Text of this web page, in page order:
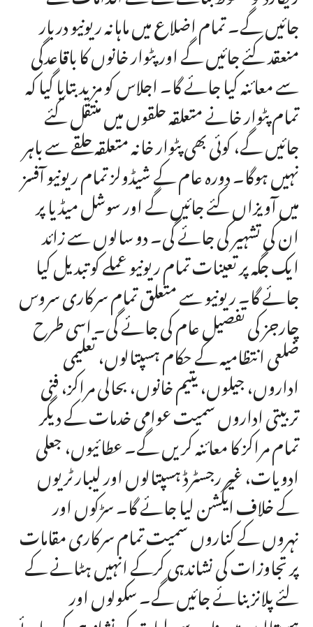
جائیں گے۔ تمام اضلاع میں ماہانہ ریونیو دربار
منعقد کئے جائیں گے اور پٹوار خانوں کا باقاعدگی
سے معائنہ کیا جائے گا۔ اجلاس کو مزید بتایا گیا کہ
تمام پٹوار خانے متعلقہ حلقوں میں منتقل کئے
جائیں گے، کوئی بھی پٹوار خانہ متعلقہ حلقے سے باہر
نہیں ہوگا۔ دورہ عام کے شیڈولز تمام ریونیو آفسز
میں آویزاں کئے جائیں گے اور سوشل میڈیا پر
ان کی تشہیر کی جائے گی۔ دو سالوں سے زائد
ایک جگہ پر تعینات تمام ریونیو عملے کو تبدیل کیا
جائے گا۔ ریونیو سے متعلق تمام سرکاری سروس
چارجز کی تفصیل عام کی جائے گی۔ اسی طرح
ضلعی انتظامیہ کے حکام ہسپتالوں، تعلیمی
اداروں، جیلوں، یتیم خانوں، بحالی مراکز، فنی
تربیتی اداروں سمیت عوامی خدمات کے دیگر
تمام مراکز کا معائنہ کریں گے۔ عطائیوں، جعلی
ادویات، غیر رجسٹرڈ ہسپتالوں اور لیبارٹریوں
کے خلاف ایکشن لیا جائے گا۔ سڑکوں اور
نہروں کے کناروں سمیت تمام سرکاری مقامات
پر تجاوزات کی نشاندہی کرکے انہیں ہٹانے کے
لئے پلانز بنائے جائیں گے۔ سکولوں اور